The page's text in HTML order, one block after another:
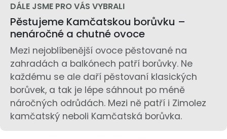
DÁLE JSME PRO VÁS VYBRALI
Pěstujeme Kamčatskou borůvku –
nenáročné a chutné ovoce
Mezi nejoblíbenější ovoce pěstované na
zahradách a balkónech patří borůvky. Ne
každému se ale daří pěstovaní klasických
borůvek, a tak je lépe sáhnout po méně
náročných odrůdách. Mezi ně patří i Zimolez
kamčatský neboli Kamčatská borůvka.